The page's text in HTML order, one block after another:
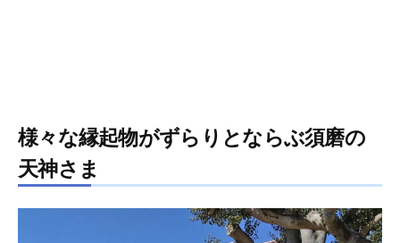
様々な縁起物がずらりとならぶ須磨の
天神さま